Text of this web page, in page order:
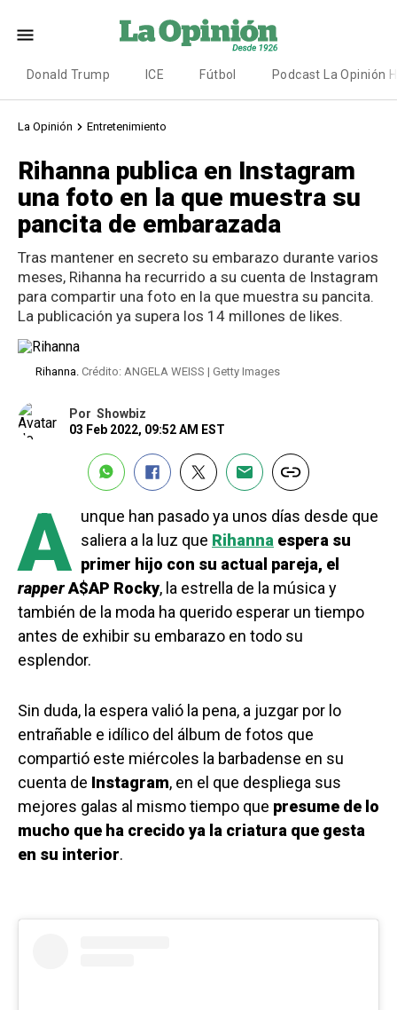
Donald Trump ICE Fútbol Podcast La Opinión
La Opinión Entretenimiento
Rihanna publica en Instagram
una foto en la que muestra su
pancita de embarazada
Tras mantener en secreto su embarazo durante varios
meses, Rihanna ha recurrido a su cuenta de Instagram
para compartir una foto en la que muestra su pancita.
La publicación ya supera los 14 millones de likes.
Rihanna. Crédito: ANGELA WEISS | Getty Images
Por Showbiz
03 Feb 2022, 09:52 AM EST
A unque han pasado ya unos días desde que
saliera a la luz que Rihanna espera su
primer hijo con su actual pareja, el
rapperA$AP Rocky, la estrella de la música y
también de la moda ha querido esperar un tiempo
antes de exhibir su embarazo en todo su
esplendor.
Sin duda, la espera valió la pena, a juzgar por lo
entrañable e idílico del álbum de fotos que
compartió este miércoles la barbadense en su
cuenta de Instagram, en el que despliega sus
mejores galas al mismo tiempo que presume de lo
mucho que ha crecido ya la criatura que gesta
en su interior.